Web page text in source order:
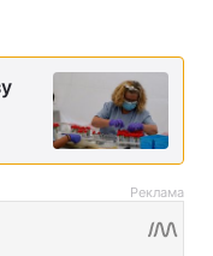
Реклама